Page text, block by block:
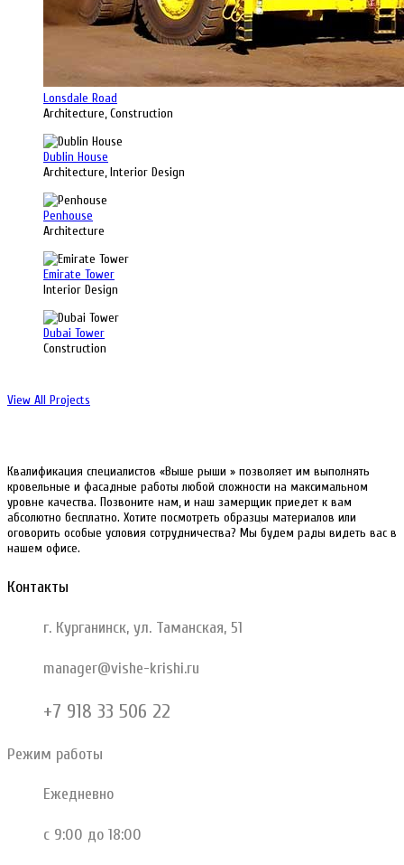
Lonsdale Road
Architecture, Construction
Dublin House
Architecture, Interior Design
Penhouse
Architecture
Emirate Tower
Interior Design
Dubai Tower
Construction
View All Projects
Квалификация специалистов «Выше рыши » позволяет им выполнять
кровельные и фасадные работы любой сложности на максимальном
уровне качества. Позвоните нам, и наш замерщик приедет к вам
абсолютно бесплатно. Хотите посмотреть образцы материалов или
оговорить особые условия сотрудничества? Мы будем рады видеть вас в
нашем офисе.
Контакты
г. Курганинск, ул. Таманская, 51
manager@vishe-krishi.ru
+7 918 33 506 22
Режим работы
Ежедневно
с 9:00 до 18:00